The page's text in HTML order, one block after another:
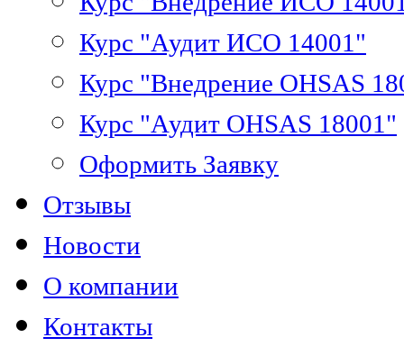
Курс "Аудит ИСО 14001"
Курс "Внедрение OHSAS
Курс "Аудит OHSAS 18001"
Оформить Заявку
Отзывы
Новости
О компании
Контакты